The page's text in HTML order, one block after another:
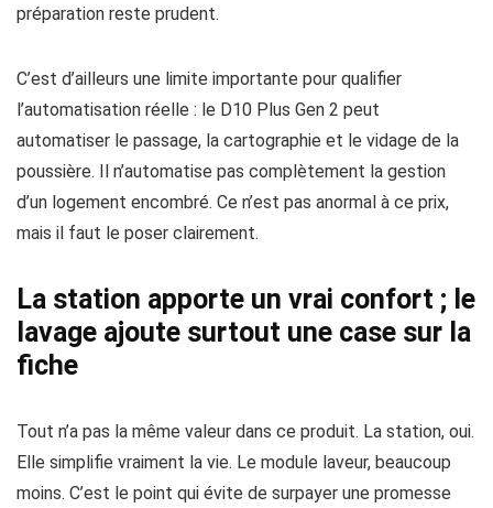
préparation reste prudent.
C’est d’ailleurs une limite importante pour qualifier
l’automatisation réelle : le D10 Plus Gen 2 peut
automatiser le passage, la cartographie et le vidage de la
poussière. Il n’automatise pas complètement la gestion
d’un logement encombré. Ce n’est pas anormal à ce prix,
mais il faut le poser clairement.
La station apporte un vrai confort ; le
lavage ajoute surtout une case sur la
fiche
Tout n’a pas la même valeur dans ce produit. La station, oui.
Elle simplifie vraiment la vie. Le module laveur, beaucoup
moins. C’est le point qui évite de surpayer une promesse